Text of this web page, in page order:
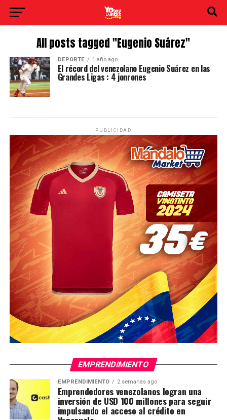
All posts tagged "Eugenio Suárez"
DEPORTE 1 año ago
El récord del venezolano Eugenio Suárez en las
Grandes Ligas : 4 jonrones
PUBLICIDAD
EMPRENDIMIENTO
EMPRENDIMIENTO 2 semanas ago
Emprendedores venezolanos logran una
inversión de USD 100 millones para seguir
impulsando el acceso al crédito en